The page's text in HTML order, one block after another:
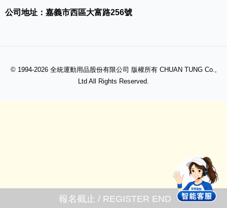
報名截止 / REGISTER END
公司地址：嘉義市西區大富路256號
© 1994-2026 全統運動用品股份有限公司 版權所有 CHUAN TUNG Co.,
Ltd All Rights Reserved.